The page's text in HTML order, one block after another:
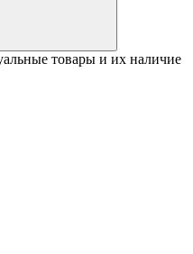
товары и их наличие